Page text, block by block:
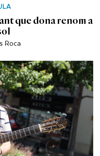
que dona renom a
Roca